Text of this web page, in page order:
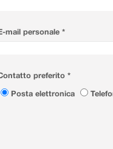
mail personale *
preferito *
Posta elettronica